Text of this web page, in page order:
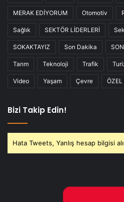
MERAK EDİYORUM Otomotiv
Sağlık SEKTÖR LİDERLERİ
SOKAKTAYIZ Son Dakika
Tarım Teknoloji Trafik
Video Yaşam Çevre ÖZEL
Bizi Takip Edin!
Hata Tweets, Yanlış hesap bilgisi